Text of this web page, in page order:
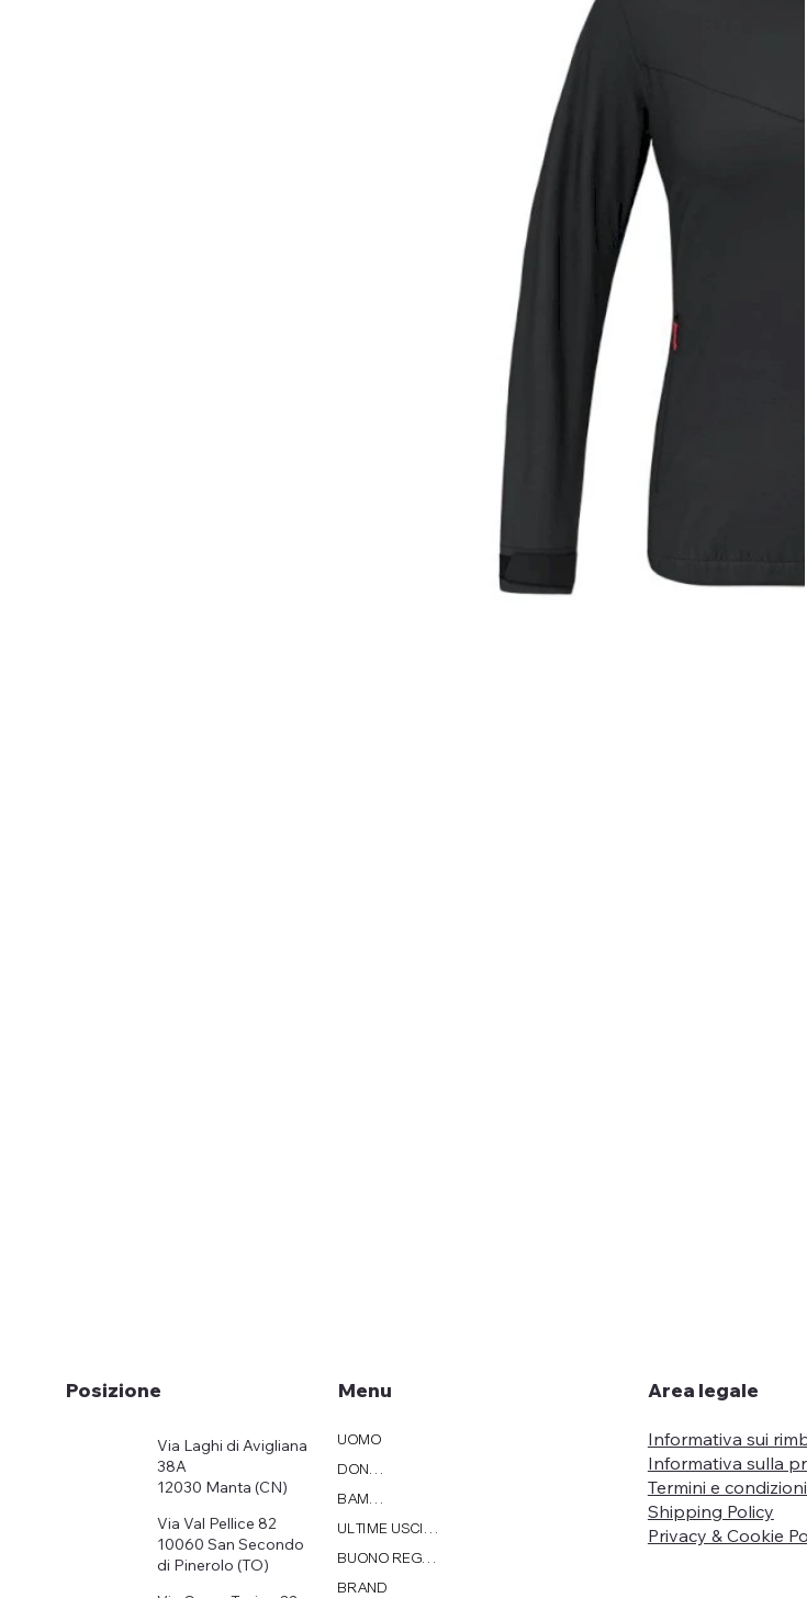
Posizione
Via Laghi di Avigliana
38A
12030 Manta (CN)
Via Val Pellice 82
10060 San Secondo
di Pinerolo (TO)
Menu
UOMO
DONNA
BAMBINI
ULTIME USCITE
BUONO REGALO
BRAND
Area legale
Informativa sui
Informativa sulla
Termini e
Shipping Policy
Privacy & Cookie